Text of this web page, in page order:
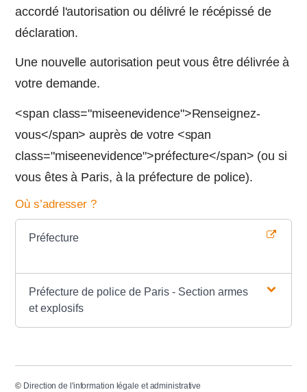
accordé l'autorisation ou délivré le récépissé de
déclaration.
Une nouvelle autorisation peut vous être délivrée à
votre demande.
<span class="miseenevidence">Renseignez-
vous</span> auprès de votre <span
class="miseenevidence">préfecture</span> (ou si
vous êtes à Paris, à la préfecture de police).
Où s’adresser ?
Préfecture
Préfecture de police de Paris - Section armes
et explosifs
© Direction de l'information légale et administrative